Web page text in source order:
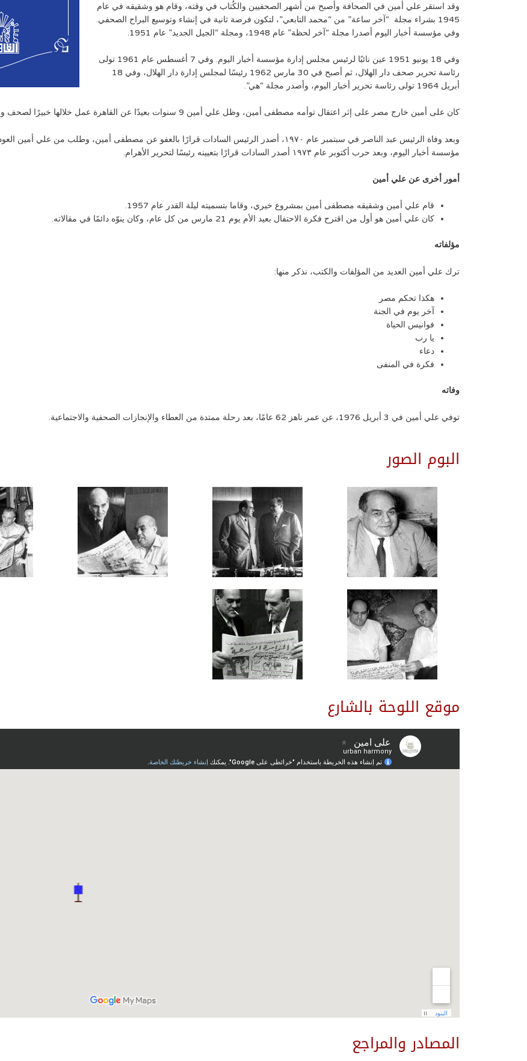
وقد استقر علي أمين في الصحافة وأصبح من أشهر الصحفيين والكُتاب في وقته، وقام هو وشقيقه في عام
1945 بشراء مجلة “آخر ساعة” من “محمد التابعي”، لتكون فرصة ثانية في إنشاء وتوسيع البراح الصحفي.
وفي مؤسسة أخبار اليوم أصدرا مجلة “آخر لحظة” عام 1948، ومجلة “الجيل الجديد” عام 1951.
وفي 18 يونيو 1951 عين نائبًا لرئيس مجلس إدارة مؤسسة أخبار اليوم. وفي 7 أغسطس عام 1961 تولى
رئاسة تحرير صحف دار الهلال، ثم أصبح في 30 مارس 1962 رئيسًا لمجلس إدارة دار الهلال، وفي 18
أبريل 1964 تولى رئاسة تحرير أخبار اليوم، وأصدر مجلة “هي”.
كان على أمين خارج مصر على إثر اعتقال توأمه مصطفى أمين، وظل علي أمين 9 سنوات بعيدًا عن القاهرة عمل خلالها خبيرًا لصحف ومجلات، مثل “دار النهار” و”دار الصياد” في بيروت.
وبعد وفاة الرئيس عبد الناصر في سبتمبر عام ١٩٧٠، أصدر الرئيس السادات قرارًا بالعفو عن مصطفى أمين،
مؤسسة أخبار اليوم، وبعد حرب أكتوبر عام ١٩٧٣ أصدر السادات قرارًا بتعيينه رئيسًا لتحرير الأهرام.
أمور أخرى عن علي أمين
قام علي أمين وشقيقه مصطفى أمين بمشروع خيري، وقاما بتسميته ليلة القدر عام 1957.
كان علي أمين هو أول من اقترح فكرة الاحتفال بعيد الأم يوم 21 مارس من كل عام، وكان ينوّه دائمًا في مقالاته.
مؤلفاته
ترك علي أمين العديد من المؤلفات والكتب، نذكر منها:
هكذا تحكم مصر
آخر يوم في الجنة
فوانيس الحياة
يا رب
دعاء
فكرة في المنفى
وفاته
توفي علي أمين في 3 أبريل 1976، عن عمر ناهز 62 عامًا، بعد رحلة ممتدة من العطاء والإنجازات الصحفية والاجتماعية.
البوم الصور
موقع اللوحة بالشارع
المصادر والمراجع